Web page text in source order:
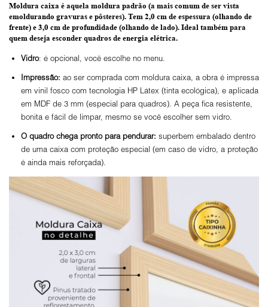
Moldura caixa é aquela moldura padrão (a mais comum de ser vista
emoldurando gravuras e pôsteres). Tem 2,0 cm de espessura (olhando de
frente) e 3,0 cm de profundidade (olhando de lado). Ideal também para
quem deseja esconder quadros de energia elétrica.
Vidro: é opcional, você escolhe no menu.
Impressão: ao ser comprada com moldura caixa, a obra é impressa
em vinil fosco com tecnologia HP Látex (tinta ecológica), e aplicada
em MDF de 3 mm (especial para quadros). A peça fica resistente,
bonita e fácil de limpar, mesmo se você escolher sem vidro.
O quadro chega pronto para pendurar: superbem embalado dentro
de uma caixa com proteção especial (em caso de vidro, a proteção
é ainda mais reforçada).